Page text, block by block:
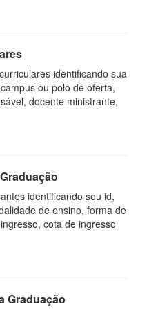
identificando sua
ou polo de oferta,
docente ministrante,
identificando seu id,
de ensino, forma de
cota de ingresso
Graduação